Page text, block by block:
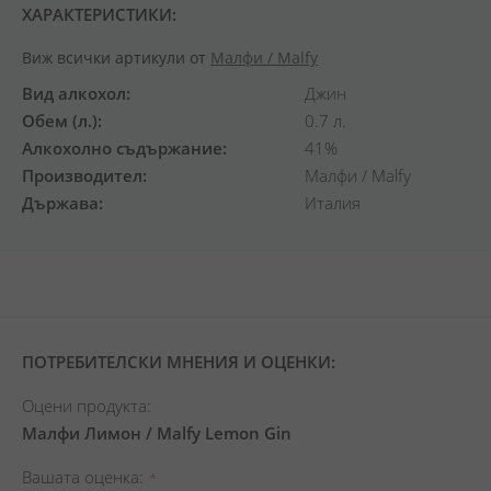
ХАРАКТЕРИСТИКИ:
Виж всички артикули от Малфи / Malfy
Вид алкохол
Джин
Обем (л.)
0.7 л.
Алкохолно съдържание
41%
Производител
Малфи / Malfy
Държава
Италия
ПОТРЕБИТЕЛСКИ МНЕНИЯ И ОЦЕНКИ:
Оцени продукта:
Малфи Лимон / Malfy Lemon Gin
Вашата оценка